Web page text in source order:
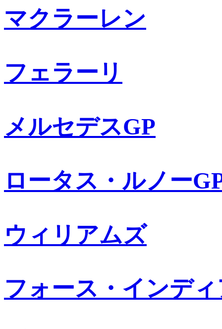
マクラーレン
フェラーリ
メルセデスGP
ロータス・ルノー
ウィリアムズ
フォース・インデ